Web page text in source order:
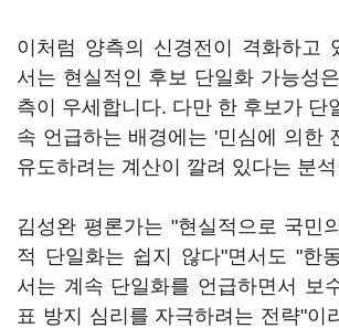
이처럼 양측의 신경전이 격화하고
서는 현실적인 후보 단일화 가능성
측이 우세합니다. 다만 한 후보가 단
속 언급하는 배경에는 '민심에 의한
유도하려는 계산이 깔려 있다는 분
김성완 평론가는 "현실적으로 국민
적 단일화는 쉽지 않다"면서도 "한
서는 계속 단일화를 언급하면서 보
표 방지 심리를 자극하려는 전략"이